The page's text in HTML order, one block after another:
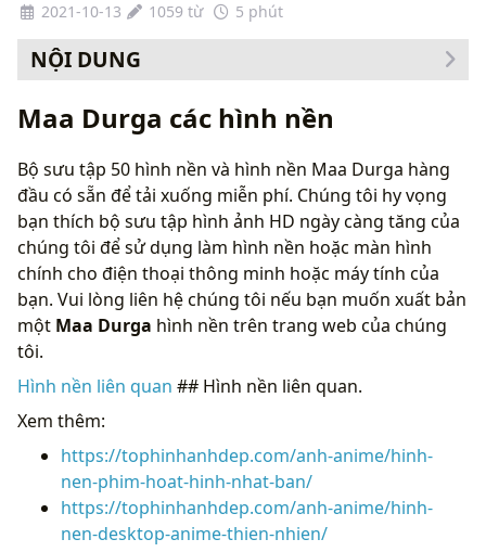
2021-10-13
1059 từ 5 phút
NỘI DUNG
Maa Durga các hình nền
Bộ sưu tập 50 hình nền và hình nền Maa Durga hàng
đầu có sẵn để tải xuống miễn phí. Chúng tôi hy vọng
bạn thích bộ sưu tập hình ảnh HD ngày càng tăng của
chúng tôi để sử dụng làm hình nền hoặc màn hình
chính cho điện thoại thông minh hoặc máy tính của
bạn. Vui lòng liên hệ chúng tôi nếu bạn muốn xuất bản
một Maa Durga hình nền trên trang web của chúng
tôi.
Hình nền liên quan ## Hình nền liên quan.
Xem thêm:
https://tophinhanhdep.com/anh-anime/hinh-
nen-phim-hoat-hinh-nhat-ban/
https://tophinhanhdep.com/anh-anime/hinh-
nen-desktop-anime-thien-nhien/